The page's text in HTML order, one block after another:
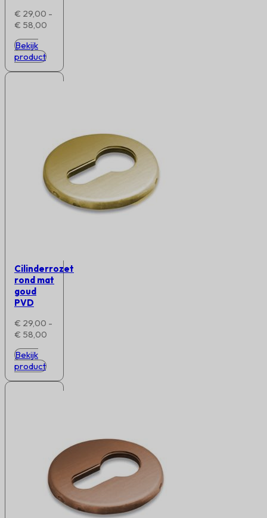
€ 29,00 -
€ 58,00
Bekijk
product
Cilinderrozet
rond mat
goud
PVD
€ 29,00 -
€ 58,00
Bekijk
product